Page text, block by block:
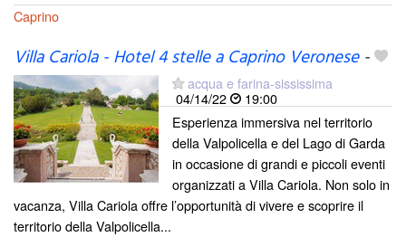
Caprino
Villa Cariola - Hotel 4 stelle a Caprino Veronese-
acqua e farina-sississima
04/14/22
19:00
Esperienza immersiva nel territorio
della Valpolicella e del Lago di Garda
in occasione di grandi e piccoli eventi
organizzati a Villa Cariola. Non solo in
vacanza, Villa Cariola offre l’opportunità di vivere e scoprire il
territorio della Valpolicella...